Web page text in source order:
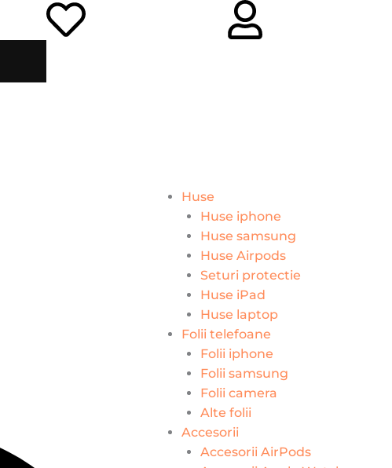
Huse
Huse iphone
Huse samsung
Huse Airpods
Seturi protectie
Huse iPad
Huse laptop
Folii telefoane
Folii iphone
Folii samsung
Folii camera
Alte folii
Accesorii
Accesorii AirPods